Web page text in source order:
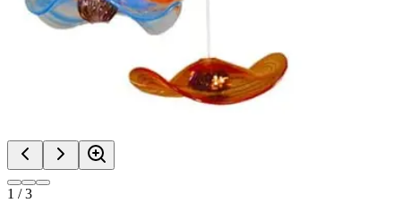
1 /3